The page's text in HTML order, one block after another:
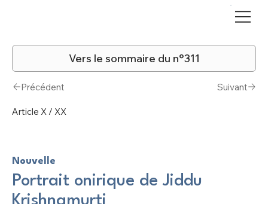
Nouvelle
Portrait onirique de Jiddu
Vers le sommaire du n°311
Article X / XX
Précédent Suivant